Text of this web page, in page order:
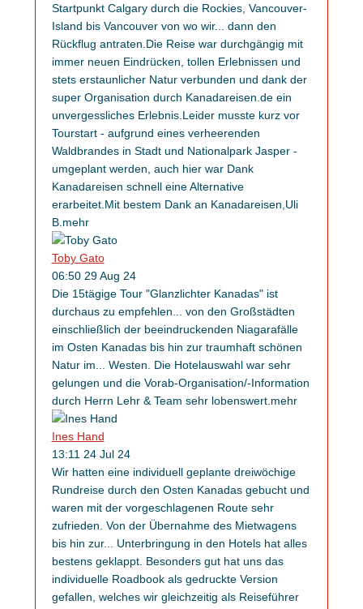
Startpunkt Calgary durch die Rockies, Vancouver-
Island bis Vancouver von wo wir... dann den
Rückflug antraten.Die Reise war durchgängig mit
immer neuen Eindrücken, tollen Erlebnissen und
stets erstaunlicher Natur verbunden und dank der
super Organisation durch Kanadareisen.de ein
unvergessliches Erlebnis.Leider musste kurz vor
Tourstart - aufgrund eines verheerenden
Waldbrandes in Stadt und Nationalpark Jasper -
umgeplant werden, auch hier war Dank
Kanadareisen schnell eine Alternative
erarbeitet.Mit bestem Dank an Kanadareisen,Uli
B.mehr
Toby Gato
06:50 29 Aug 24
Die 15tägige Tour "Glanzlichter Kanadas" ist
durchaus zu empfehlen... von den Großstädten
einschließlich der beeindruckenden Niagarafälle
im Osten Kanadas bis hin zur traumhaft schönen
Natur im... Westen. Die Hotelauswahl war sehr
gelungen und die Vorab-Organisation/-Information
durch Herrn Lehr & Team sehr lobenswert.mehr
Ines Hand
13:11 24 Jul 24
Wir hatten eine individuell geplante dreiwöchige
Rundreise durch den Osten Kanadas gebucht und
waren mit der vorgeschlagenen Route sehr
zufrieden. Von der Übernahme des Mietwagens
bis hin zur... Unterbringung in den Hotels hat alles
bestens geklappt. Besonders gut hat uns das
individuelle Roadbook als gedruckte Version
gefallen, welches wir gleichzeitig als Reiseführer